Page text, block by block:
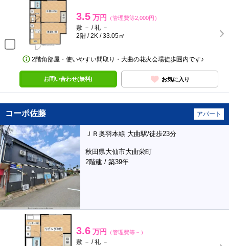
3.5 万円 （管理費等2,000円）
敷 － / 礼 －
2階 / 2K / 33.05㎡
2階角部屋・使いやすい間取り・大曲の花火会場徒歩圏内です♪
お問い合わせ(無料) お気に入り
コーポ佐藤 アパート
ＪＲ奥羽本線 大曲駅/徒歩23分
秋田県大仙市大曲栄町
2階建 / 築39年
3.6 万円 （管理費等－）
敷 － / 礼 －